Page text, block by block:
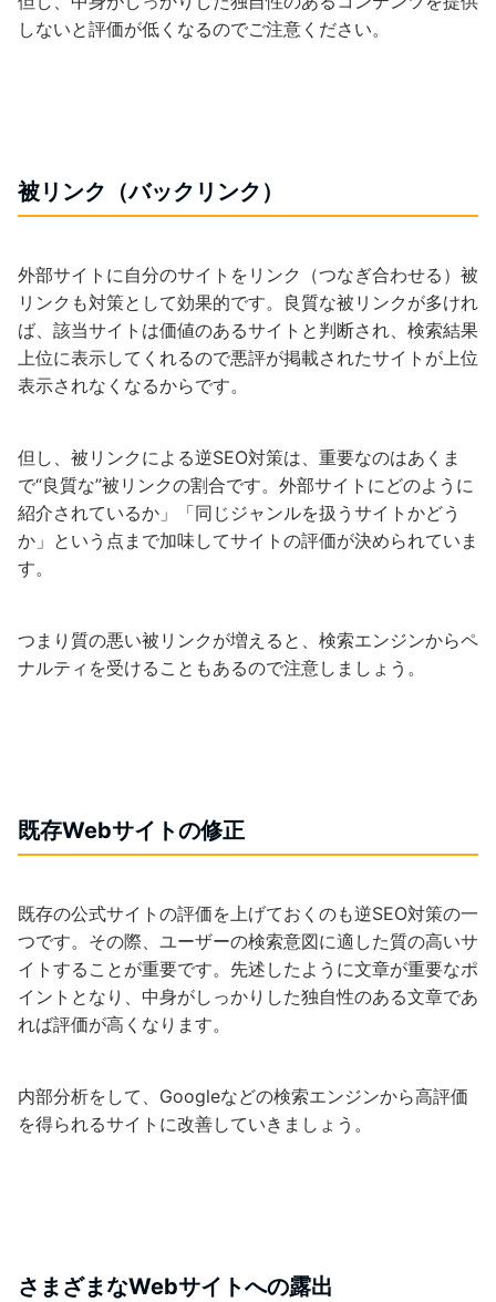
しないと評価が低くなるのでご注意ください。
被リンク（バックリンク）
外部サイトに自分のサイトをリンク（つなぎ合わせる）被
リンクも対策として効果的です。良質な被リンクが多けれ
ば、該当サイトは価値のあるサイトと判断され、検索結果
上位に表示してくれるので悪評が掲載されたサイトが上位
表示されなくなるからです。
但し、被リンクによる逆SEO対策は、重要なのはあくま
で“良質な”被リンクの割合です。外部サイトにどのように
紹介されているか」「同じジャンルを扱うサイトかどう
か」という点まで加味してサイトの評価が決められていま
す。
つまり質の悪い被リンクが増えると、検索エンジンからペ
ナルティを受けることもあるので注意しましょう。
既存Webサイトの修正
既存の公式サイトの評価を上げておくのも逆SEO対策の一
つです。その際、ユーザーの検索意図に適した質の高いサ
イトすることが重要です。先述したように文章が重要なポ
イントとなり、中身がしっかりした独自性のある文章であ
れば評価が高くなります。
内部分析をして、Googleなどの検索エンジンから高評価
を得られるサイトに改善していきましょう。
さまざまなWebサイトへの露出